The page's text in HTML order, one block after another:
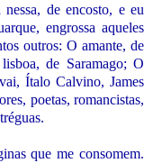
de encosto, e eu
engrossa aqueles
outros: O amante, de
de Saramago; O
Ítalo Calvino, James
poetas, romancistas,
que me consomem.